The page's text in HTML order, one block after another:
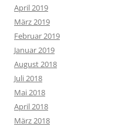
April 2019
März 2019
Februar 2019
Januar 2019
August 2018
Juli 2018
Mai 2018
April 2018
März 2018